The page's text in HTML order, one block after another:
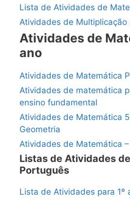
Lista de Atividades de
Atividades de Multiplicação
Atividades de
ano
Atividades de Matemática
Atividades de matemática
ensino fundamental
Atividades de Matemática
Geometria
Atividades de Matemática
Listas de Atividades
Português
Lista de Atividades para 1º